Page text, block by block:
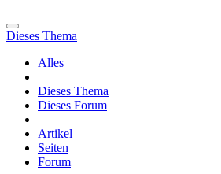
Dieses Thema
Alles
Dieses Thema
Dieses Forum
Artikel
Seiten
Forum